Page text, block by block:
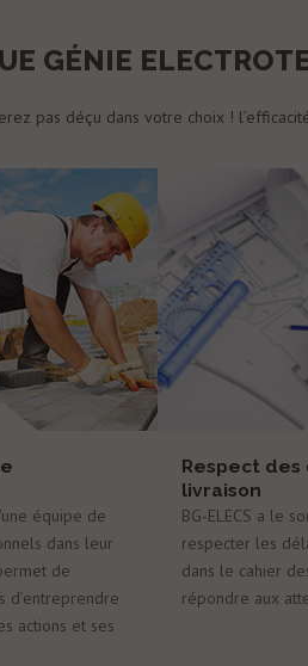
GÉNIE
pas déçu dans votre choix !
équipe de
dans leur
de
d’entreprendre
actions et ses
Respect des
livraison
BG-ELECS a le
respecter les
dans le cahier
répondre aux